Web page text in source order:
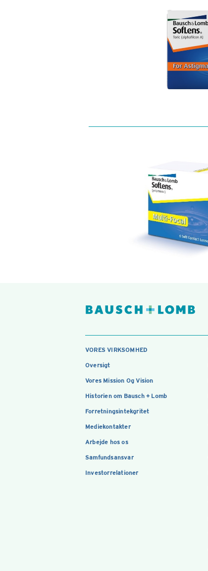
VORES VIRKSOMHED
Oversigt
Vores Mission Og Vision
Historien om Bausch + Lomb
Forretningsintekgritet
Mediekontakter
Arbejde hos os
Samfundsansvar
Investorrelationer